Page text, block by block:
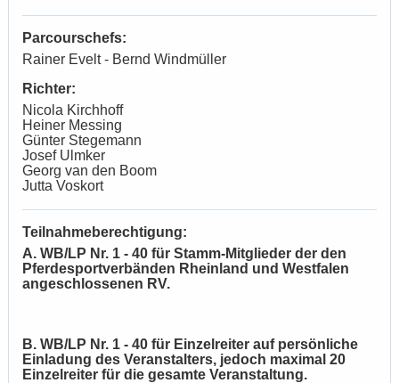
Parcourschefs:
Rainer Evelt - Bernd Windmüller
Richter:
Nicola Kirchhoff
Heiner Messing
Günter Stegemann
Josef Ulmker
Georg van den Boom
Jutta Voskort
Teilnahmeberechtigung:
A. WB/LP Nr. 1 - 40 für Stamm-Mitglieder der den
Pferdesportverbänden Rheinland und Westfalen
angeschlossenen RV.
B. WB/LP Nr. 1 - 40 für Einzelreiter auf persönliche
Einladung des Veranstalters, jedoch maximal 20
Einzelreiter für die gesamte Veranstaltung.